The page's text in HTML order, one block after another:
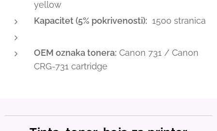
yellow
Kapacitet (5% pokrivenosti): 1500 stranica
OEM oznaka tonera: Canon 731 / Canon
CRG-731 cartridge